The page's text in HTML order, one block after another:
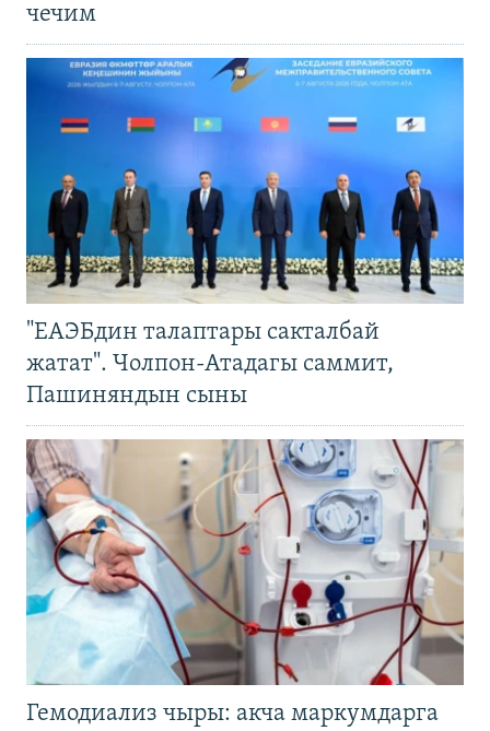
чечим
"ЕАЭБдин талаптары сакталбай
жатат". Чолпон-Атадагы саммит,
Пашиняндын сыны
Гемодиализ чыры: акча маркумдарга